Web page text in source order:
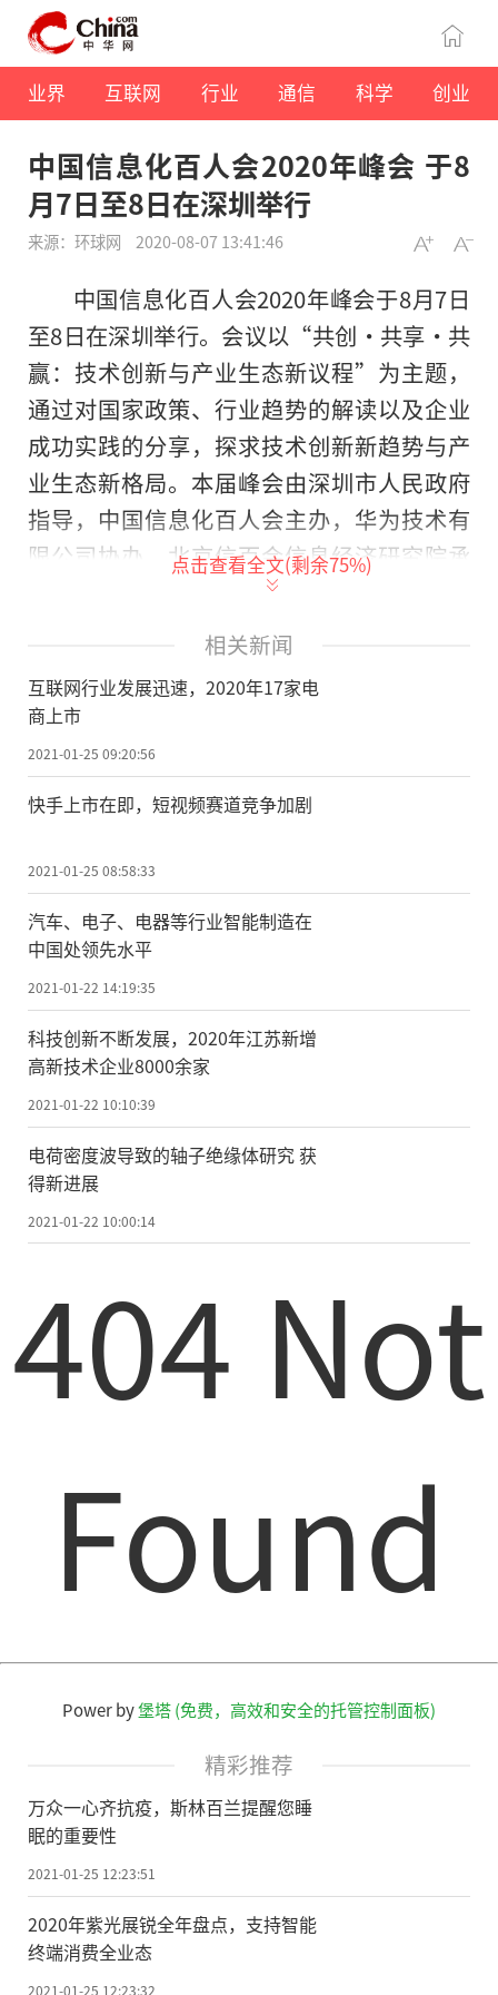
业界 互联网 行业 通信 科学 创业
中国信息化百人会2020年峰会 于8
月7日至8日在深圳举行
来源：环球网 2020-08-07 13:41:46
中国信息化百人会2020年峰会于8月7日
至8日在深圳举行。会议以“共创·共享·共
赢：技术创新与产业生态新议程”为主题，
通过对国家政策、行业趋势的解读以及企业
成功实践的分享，探求技术创新新趋势与产
业生态新格局。本届峰会由深圳市人民政府
指导，中国信息化百人会主办，华为技术有
限公司协办，北京信百会信息经济研究院承
本届峰会从技术创新、数字经济、新基
建、协同生态等方面的最新战略与政策，技
术创新与产业新生态融合共赢
径，行业转型升级与企业创新探索实践等角
度，邀请了工信部原副部长杨学山、中国工
士、倪光南院士、高文院士、王恩哥院士等
近百位国家部委及地方政府领导，产业、经
济、技术、金融等领域相关专家学者和企业
除主论坛外，峰会还设置5场分论坛，分
别以共建共享HarmonyOS生态、携手创新共
建园区智联生态、联结健康 共赢未来、计算
产业生态建设方向与路径、面向数字未来——
数字生态建设与战略发展的新思考为主题，
势，研讨关键共性问题。
本届峰会将通过多平台同步直播，期待
与您共同前瞻未来产业发展，敬请关注!
责任编辑：kj005
文章投诉热线:156 0057 2229 投诉邮箱:29132
点击查看全文(剩余75%)
相关新闻
互联网行业发展迅速，2020年17家电
商上市
2021-01-25 09:20:56
快手上市在即，短视频赛道竞争加剧
2021-01-25 08:58:33
汽车、电子、电器等行业智能制造在
中国处领先水平
2021-01-22 14:19:35
科技创新不断发展，2020年江苏新增
高新技术企业8000余家
2021-01-22 10:10:39
电荷密度波导致的轴子绝缘体研究 获
得新进展
2021-01-22 10:00:14
404 Not
Found
Power by堡塔 (免费，高效和安全的托管控制面板)
精彩推荐
万众一心齐抗疫，斯林百兰提醒您睡
眠的重要性
2021-01-25 12:23:51
2020年紫光展锐全年盘点，支持智能
终端消费全业态
2021-01-25 12:23:32